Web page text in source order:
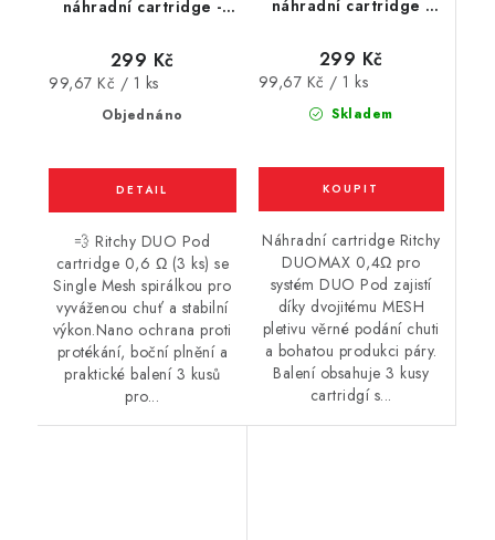
náhradní cartridge -
Objednáno
299 Kč
Měrná
99,67 Kč / 1 ks
💨 Ritchy DUO Pod
cartridge 0,6 Ω (3 ks) se
Single Mesh spirálkou pro
vyváženou chuť a stabilní
výkon.Nano ochrana proti
protékání, boční plnění a
praktické balení 3 kusů
pro...
náhradní cartridge -
(2ml)
Skladem
299 Kč
Měrná
99,67 Kč / 1 ks
Náhradní cartridge Ritchy
DUOMAX 0,4Ω pro
systém DUO Pod zajistí
díky dvojitému MESH
pletivu věrné podání chuti
a bohatou produkci páry.
Balení obsahuje 3 kusy
cartridgí s...